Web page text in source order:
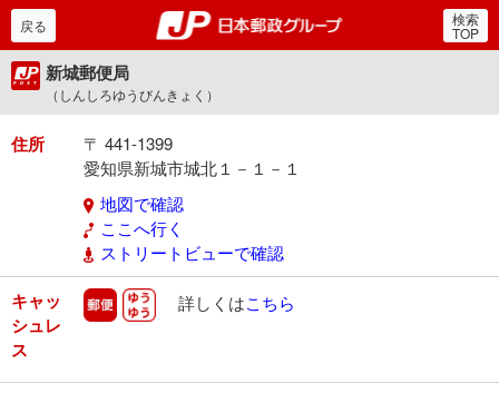
郵便局・日本郵政グルー
戻る 検索
TOP
新城郵便局
（しんしろゆうびんきょく）
住所
〒 441-1399
愛知県新城市城北１－１－１
地図で確認
ここへ行く
ストリートビューで確認
キャッ
シュレ
ス
郵便 ゆうゆう
詳しくはこちら